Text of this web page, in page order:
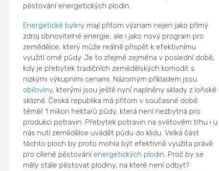
pěstování energetických plodin.
Energetické byliny mají přitom význam nejen jako přímý
zdroj obnovitelné energie, ale i jako nový program pro
zemědělce, který může reálně přispět k efektivnímu
využití orné půdy. Je to zřejmé zejména v poslední době,
kdy je přebytek tradičních zemědělských komodit s
nízkými výkupními cenami. Názorným příkladem jsou
obiloviny, kterými jsou ještě nyní naplněny sklady z loňské
sklizně. Česká republika má přitom v současné době
téměř 1 milion hektarů půdy, která není nezbytná pro
produkci potravin. Přebytek potravin na světovém trhu i u
nás nutí zemědělce uvádět půdu do klidu. Velká část
těchto ploch by proto mohla být efektivně využita právě
pro cílené pěstování energetických plodin. Proč by se
měly stále pěstovat plodiny, na které není odbyt?